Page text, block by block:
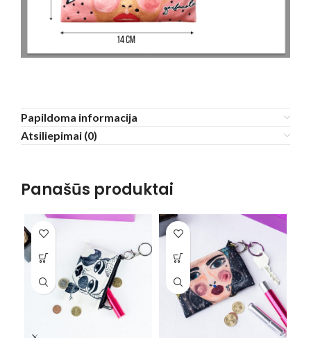
Papildoma informacija
Atsiliepimai (0)
Panašūs produktai